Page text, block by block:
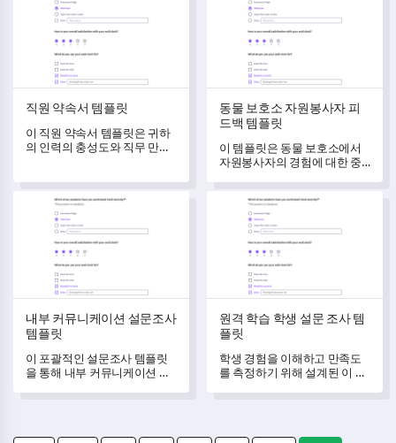
직원 약속서 템플릿
이 직원 약속서 템플릿은 귀하
의 인력의 충성도와 직무 만족
한 통찰력을 제공합니다.
동물 보호소 자원봉사자 피
드백 템플릿
이 템플릿은 동물 보호소에서
자원봉사자의 경험에 대한 중
줍니다.
내부 커뮤니케이션 설문조사 템플릿
내부 커뮤니케이션 설문조사
템플릿
이 포괄적인 설문조사 템플릿
을 통해 내부 커뮤니케이션 프
원격 학습 학생 설문 조사 템플
원격 학습 학생 설문 조사 템
플릿
학생 경험을 이해하고 만족도
를 측정하기 위해 설계된 이 원